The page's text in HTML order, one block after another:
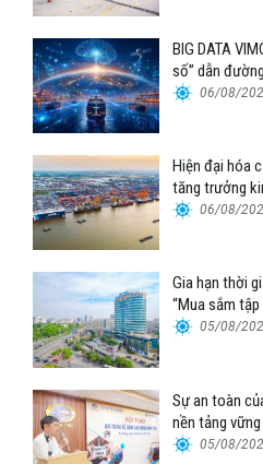
BIG DATA
số” dẫn
06/08/
Hiện đại hóa
tăng trưởng
06/08/
Gia hạn thời
“Mua sắm
Tổng công ty
05/08/
Sự an toàn
nền tảng
Cảng Đà Nẵng
05/08/